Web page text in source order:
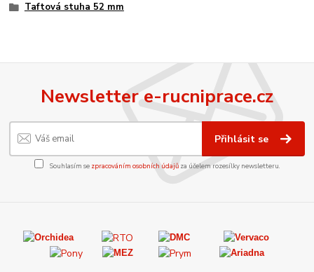
Taftová stuha 52 mm
Newsletter e-rucniprace.cz
Přihlásit se
Souhlasím se zpracováním osobních údajůza účelem rozesílky newsletteru.